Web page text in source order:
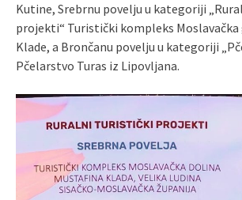
Kutine, Srebrnu povelju u kategoriji
projekti“ Turistički kompleks
Klade, a Brončanu povelju u kategoriji
Pčelarstvo Turas iz Lipovljana.